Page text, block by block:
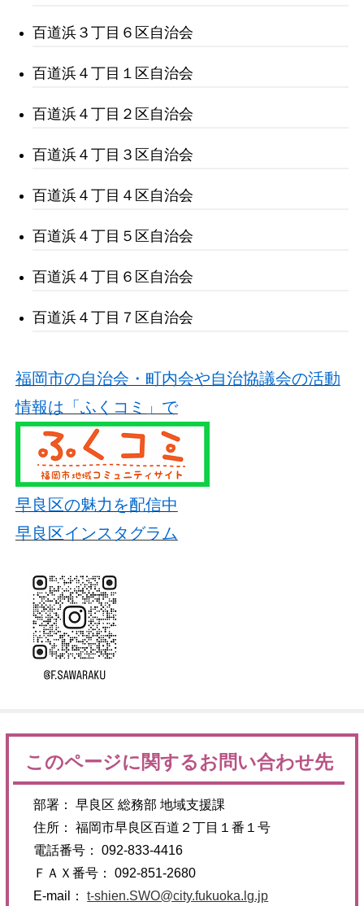
百道浜３丁目６区自治会
百道浜４丁目１区自治会
百道浜４丁目２区自治会
百道浜４丁目３区自治会
百道浜４丁目４区自治会
百道浜４丁目５区自治会
百道浜４丁目６区自治会
百道浜４丁目７区自治会
福岡市の自治会・町内会や自治協議会の活動
情報は「ふくコミ」で
早良区の魅力を配信中
早良区インスタグラム
このページに関するお問い合わせ先
部署： 早良区 総務部 地域支援課
住所： 福岡市早良区百道２丁目１番１号
電話番号： 092-833-4416
ＦＡＸ番号： 092-851-2680
E-mail：t-shien.SWO@city.fukuoka.lg.jp